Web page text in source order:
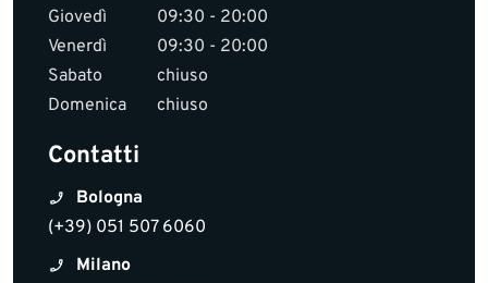
Giovedì
09:30 - 20:00
Venerdì
09:30 - 20:00
Sabato
chiuso
Domenica
chiuso
Contatti
Bologna
(+39) 051 507 6060
Milano